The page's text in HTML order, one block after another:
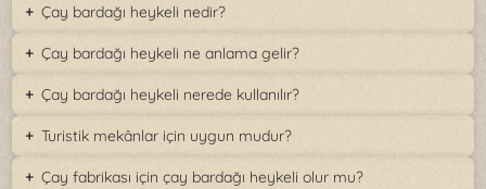
Çay bardağı heykeli nedir?
Çay bardağı heykeli ne anlama gelir?
Çay bardağı heykeli nerede kullanılır?
Turistik mekânlar için uygun mudur?
Çay fabrikası için çay bardağı heykeli olur mu?